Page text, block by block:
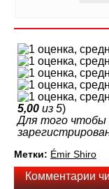
5,00 из 5)
Для того чтобы
Метки: Émir Shiro
Комментарии